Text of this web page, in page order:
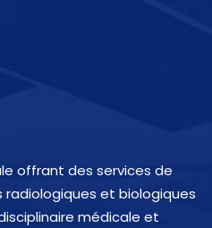
offrant des services de
radiologiques et biologiques
médicale et